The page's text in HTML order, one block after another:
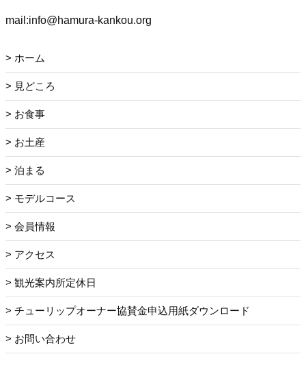
mail:info@hamura-kankou.org
ホーム
見どころ
お食事
お土産
泊まる
モデルコース
会員情報
アクセス
観光案内所定休日
チューリップオーナー協賛金申込用紙ダウンロード
お問い合わせ